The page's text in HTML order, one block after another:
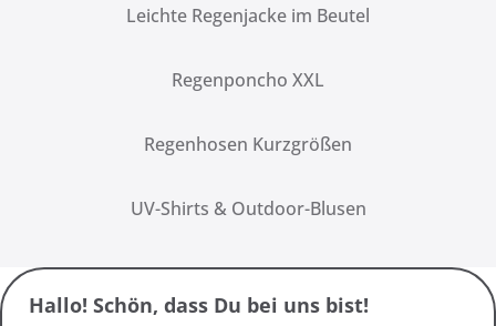
Leichte Regenjacke im Beutel
Regenponcho XXL
Regenhosen Kurzgrößen
UV-Shirts & Outdoor-Blusen
Hallo! Schön, dass Du bei uns bist!